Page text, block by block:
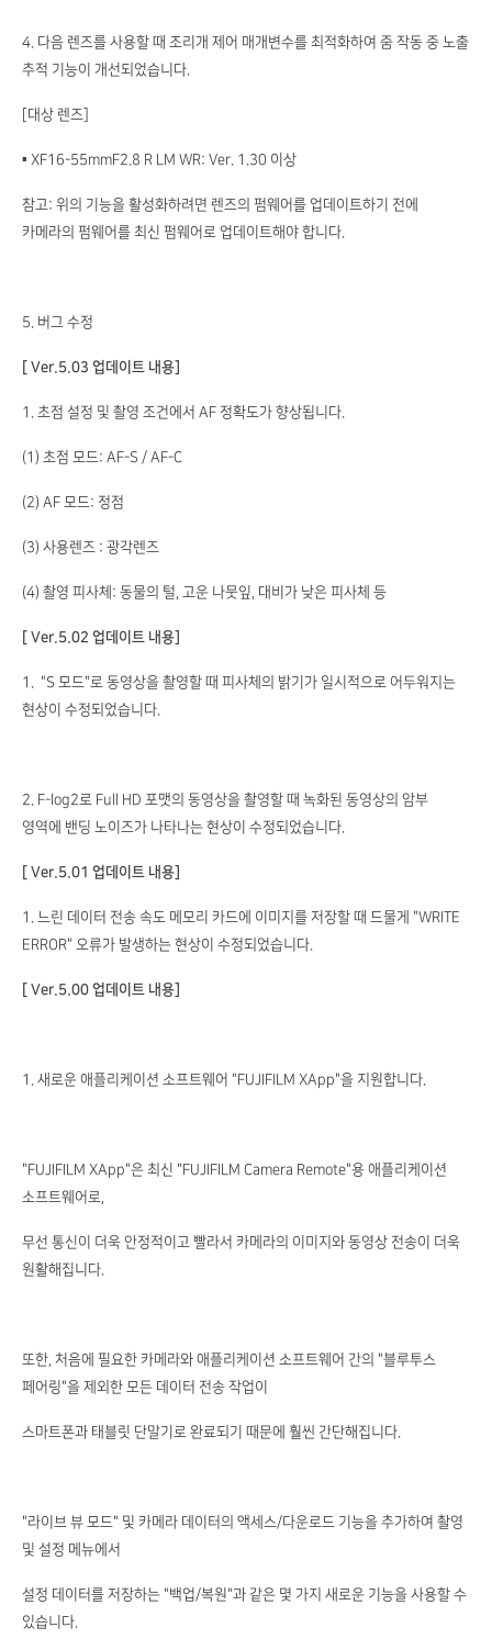
4. 다음 렌즈를 사용할 때 조리개 제어 매개변수를 최적화하여 줌 작동 중 노출
추적 기능이 개선되었습니다.
[대상 렌즈]
▪ XF16-55mmF2.8 R LM WR: Ver. 1.30 이상
참고: 위의 기능을 활성화하려면 렌즈의 펌웨어를 업데이트하기 전에
카메라의 펌웨어를 최신 펌웨어로 업데이트해야 합니다.
5. 버그 수정
[ Ver.5.03 업데이트 내용]
1. 초점 설정 및 촬영 조건에서 AF 정확도가 향상됩니다.
(1) 초점 모드: AF-S / AF-C
(2) AF 모드: 정점
(3) 사용렌즈 : 광각렌즈
(4) 촬영 피사체: 동물의 털, 고운 나뭇잎, 대비가 낮은 피사체 등
[ Ver.5.02 업데이트 내용]
1. "S 모드"로 동영상을 촬영할 때 피사체의 밝기가 일시적으로 어두워지는
현상이 수정되었습니다.
2. F-log2로 Full HD 포맷의 동영상을 촬영할 때 녹화된 동영상의 암부
영역에 밴딩 노이즈가 나타나는 현상이 수정되었습니다.
[ Ver.5.01 업데이트 내용]
1. 느린 데이터 전송 속도 메모리 카드에 이미지를 저장할 때 드물게 "WRITE
ERROR" 오류가 발생하는 현상이 수정되었습니다.
[ Ver.5.00 업데이트 내용]
1. 새로운 애플리케이션 소프트웨어 "FUJIFILM XApp"을 지원합니다.
"FUJIFILM XApp"은 최신 "FUJIFILM Camera Remote"용 애플리케이션
소프트웨어로,
무선 통신이 더욱 안정적이고 빨라서 카메라의 이미지와 동영상 전송이 더욱
원활해집니다.
또한, 처음에 필요한 카메라와 애플리케이션 소프트웨어 간의 "블루투스
페어링"을 제외한 모든 데이터 전송 작업이
스마트폰과 태블릿 단말기로 완료되기 때문에 훨씬 간단해집니다.
"라이브 뷰 모드" 및 카메라 데이터의 액세스/다운로드 기능을 추가하여 촬영
및 설정 메뉴에서
설정 데이터를 저장하는 "백업/복원"과 같은 몇 가지 새로운 기능을 사용할 수
있습니다.